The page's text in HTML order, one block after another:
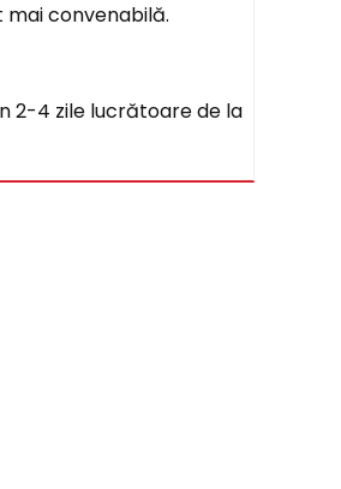
convenabilă.
2-4 zile lucrătoare de la